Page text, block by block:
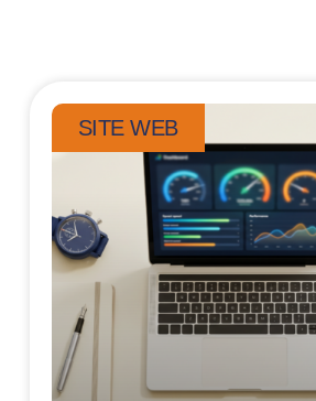
SITE WEB